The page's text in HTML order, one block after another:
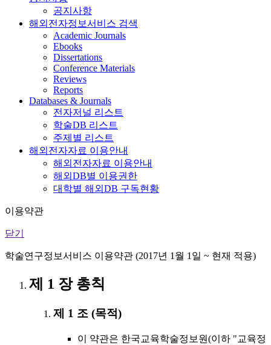
공지사항
해외전자정보서비스 검색
Academic Journals
Ebooks
Dissertations
Conference Materials
Reviews
Reports
Databases & Journals
전자저널 리스트
학술DB 리스트
주제별 리스트
해외전자자료 이용안내
해외전자자료 이용안내
해외DB별 이용권한
대학별 해외DB 구독현황
이용약관
닫기
학술연구정보서비스 이용약관 (2017년 1월 1일 ~ 현재 적용)
제 1 장 총칙
제 1 조 (목적)
이 약관은 한국교육학술정보원(이하 "교육정